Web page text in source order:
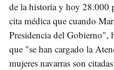
de la historia y hoy 28.000
cita médica que cuando
Presidencia del Gobierno",
que "se han cargado la
mujeres navarras son